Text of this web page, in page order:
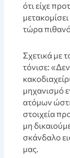
ότι είχε
τώρα
Σχετικά με
τόνισε:
μηχανισμό
ατόμων
στοιχεία
μη
σκάνδαλο
μας.